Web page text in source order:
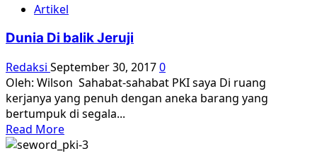
Laporan
Pembasmian
Komunis
dalam
Dokumen
Rahasia
AS
Artikel
Dunia Di balik Jeruji
Redaksi September 30, 20170
Oleh: Wilson Sahabat-sahabat PKI saya Di ruang
kerjanya yang penuh dengan aneka barang yang
bertumpuk di segala...
Read MoreRead
more